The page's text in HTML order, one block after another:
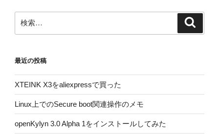
索:
最近の投稿
XTEINK X3をaliexpressで買った
Linux上でのSecure boot関連操作のメモ
openKylyn 3.0 Alpha 1をインストールしてみた